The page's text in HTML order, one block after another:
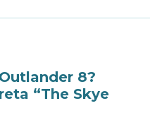
8?
“The Skye